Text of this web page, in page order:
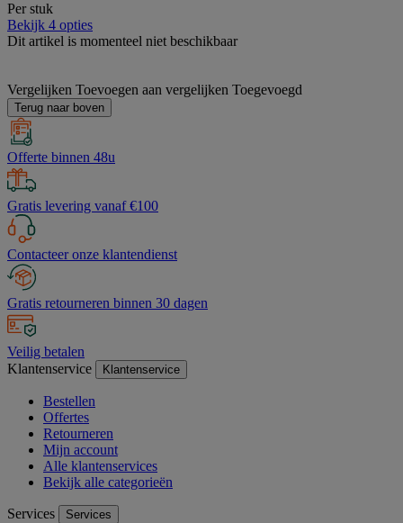
Per stuk
Bekijk 4 opties
Dit artikel is momenteel niet beschikbaar
Vergelijken Toevoegen aan vergelijken Toegevoegd
Terug naar boven
Offerte binnen 48u
Gratis levering vanaf €100
Contacteer onze klantendienst
Gratis retourneren binnen 30 dagen
Veilig betalen
Klantenservice
Klantenservice
Bestellen
Offertes
Retourneren
Mijn account
Alle klantenservices
Bekijk alle categorieën
Services Services